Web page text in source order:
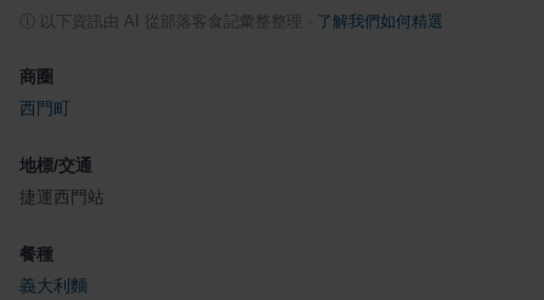
ⓘ 以下資訊由 AI 從部落客食記彙整整理 了解我們如何精選
商圈
西門町
地標/交通
捷運西門站
餐種
義大利麵